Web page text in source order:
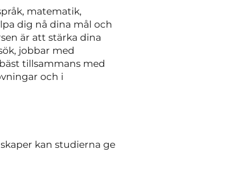
matematik,
dig nå dina mål och
är att stärka dina
jobbar med
tillsammans med
och i
kan studierna ge